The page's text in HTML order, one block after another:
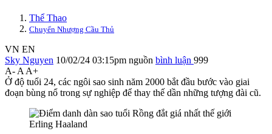
Thể Thao
Chuyển Nhượng Cầu Thủ
VN EN
Sky Nguyen 10/02/24 03:15pm nguồn bình luận 999
A- A A+
Ở độ tuổi 24, các ngôi sao sinh năm 2000 bắt đầu bước vào giai
đoạn bùng nổ trong sự nghiệp để thay thế dần những tượng đài cũ.
Erling Haaland